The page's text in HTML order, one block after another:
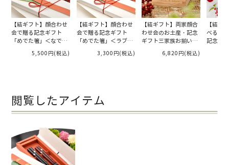
【結ギフト】顔合わせ
会で贈る記念ギフト
「めでた箸」＜なでし
5,500円(税込)
【結ギフト】顔合わせ
会で贈る記念ギフト
「めでた箸」＜ラブ・
3,300円(税込)
【結ギフト】両家顔合
わせ会のお土産・記念
ギフト三家族お揃いの
「名入れ枡／華」6個
6,820円(税込)
【結ギ
べる両
記念ギ
閲覧したアイテム